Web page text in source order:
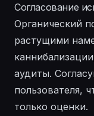
Согласование
Органический
растущими
аудиты.
пользователя,
только оценки.